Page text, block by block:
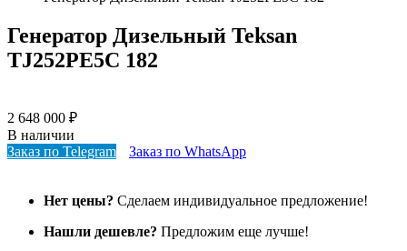
Генератор Дизельный Teksan
TJ252PE5C 182
2 648 000 ₽
В наличии
Заказ по Telegram
Заказ по WhatsApp
Нет цены? Сделаем индивидуальное предложение!
Нашли дешевле? Предложим еще лучше!